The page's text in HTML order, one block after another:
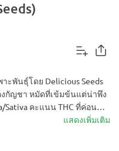
ะพันธุ์โดย Delicious Seeds
กัญชา หมัดที่เข้มข้นแต่น่าพึง
Sativa คะแนน THC ที่ค่อน
นั้นเกี่ยวกับการผ่อน
มาทั้งวันและต้องการนั่งพัก
แสดงเพิ่มเติม